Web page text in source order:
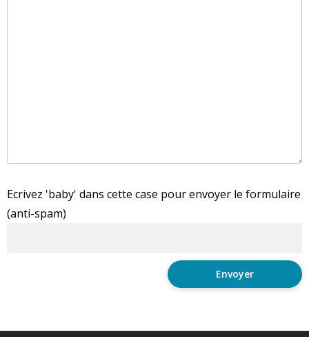
Ecrivez 'baby' dans cette case pour envoyer le formulaire
(anti-spam)